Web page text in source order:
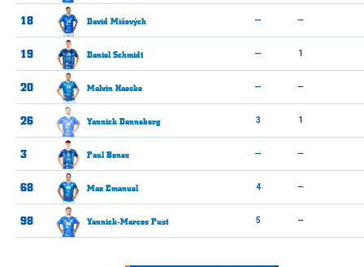
18 David Mišových — —
19 Daniel Schmidt — 1
20 Malvin Haeske — —
26 Yannick Danneberg 3 1
3 Paul Bones — —
68 Max Emanuel 4 —
98 Yannick-Marcos Pust 5 —